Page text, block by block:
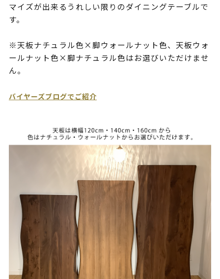
マイズが出来るうれしい限りのダイニングテーブルで
す。
※天板ナチュラル色×脚ウォールナット色、天板ウォ
ールナット色×脚ナチュラル色はお選びいただけませ
ん。
バイヤーズブログでご紹介